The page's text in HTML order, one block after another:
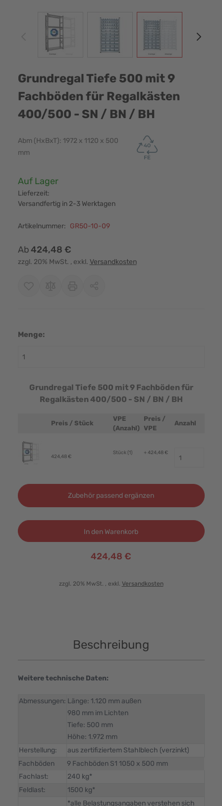
View larger imageView larger imageView larger image
Grundregal Tiefe 500 mit 9
Fachböden für Regalkästen
400/500 - SN / BN / BH
Abm (HxBxT): 1972 x 1120 x 500
mm
Verfügbarkeit:
Auf Lager
Lieferzeit:
Versandfertig in 2-3 Werktagen
Artikelnummer: GR50-10-09
Ab424,48 €
zzgl. 20% MwSt. , exkl. Versandkosten
Menge:
Grundregal Tiefe 500 mit 9 Fachböden für
Regalkästen 400/500 - SN / BN / BH
Produktbild
Preis / Stück
VPE
(Anzahl)
Preis /
VPE
Anzahl
424,48 €
Stück (1) + 424,48 €
Zubehör passend ergänzen
In den Warenkorb
424,48 €
zzgl. 20% MwSt. , exkl. Versandkosten
Beschreibung
Weitere technische Daten:
Abmessungen: Länge: 1.120 mm außen
980 mm im Lichten
Tiefe: 500 mm
Höhe: 1.972 mm
Herstellung:
aus zertifiziertem Stahlblech (verzinkt)
Fachböden
9 Fachböden S1 1050 x 500 mm
Fachlast:
240 kg*
Feldlast:
1500 kg*
*alle Belastungsangaben verstehen sich